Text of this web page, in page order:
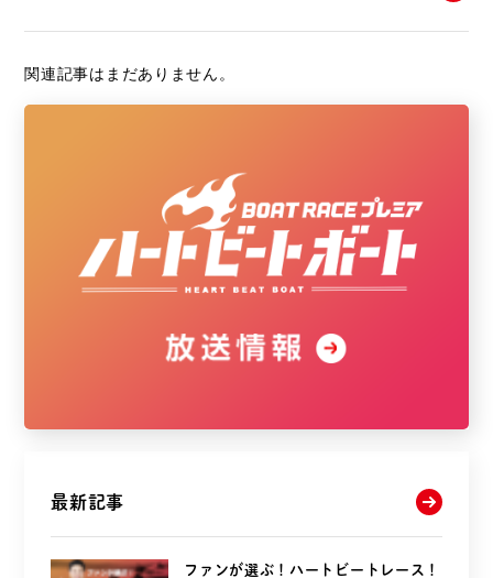
関連記事はまだありません。
最新記事
ファンが選ぶ！ハートビートレース！